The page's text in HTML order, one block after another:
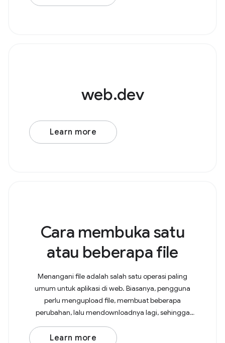
web.dev
Learn more
Cara membuka satu
atau beberapa file
Menangani file adalah salah satu operasi paling
umum untuk aplikasi di web. Biasanya, pengguna
perlu mengupload file, membuat beberapa
perubahan, lalu mendownloadnya lagi, sehingga
menghasilkan salinan di folder Download. Dengan
File System Access
Learn more